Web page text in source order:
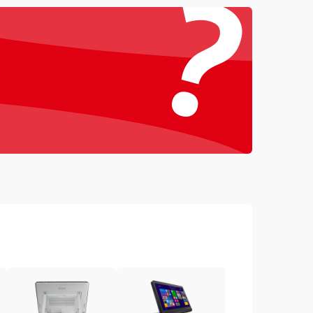
Подробнее →
Подробнее →
Подробнее →
2000 ₽ Подробнее →
?